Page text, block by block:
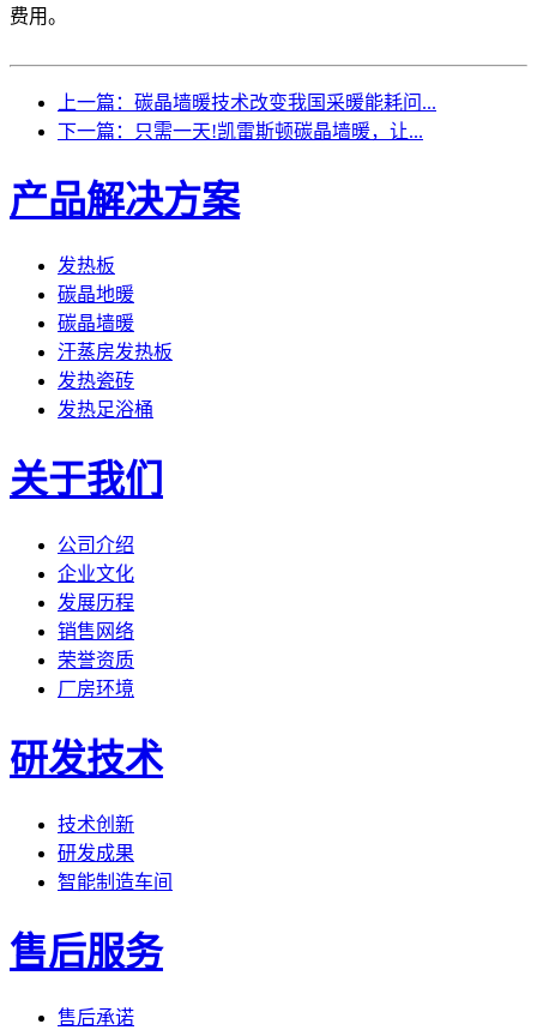
费用。
上一篇：碳晶墙暖技术改变我国采暖能耗问...
下一篇：只需一天!凯雷斯顿碳晶墙暖，让...
产品解决方案
发热板
碳晶地暖
碳晶墙暖
汗蒸房发热板
发热瓷砖
发热足浴桶
关于我们
公司介绍
企业文化
发展历程
销售网络
荣誉资质
厂房环境
研发技术
技术创新
研发成果
智能制造车间
售后服务
售后承诺